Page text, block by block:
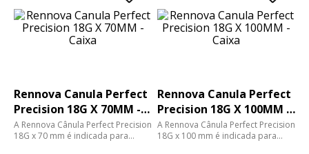
Rennova Canula Perfect
Precision 18G X 70MM -
Caixa
A Rennova Cânula Perfect Precision
18G x 70 mm é indicada para
Rennova Canula Perfect
Precision 18G X 100MM -
Caixa
A Rennova Cânula Perfect Precision
18G x 100 mm é indicada para